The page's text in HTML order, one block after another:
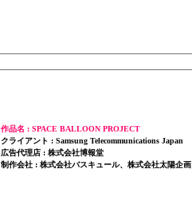
作品名 : SPACE BALLOON PROJECT
クライアント : Samsung Telecommunications Japan
広告代理店 : 株式会社博報堂
制作会社 : 株式会社バスキュール、株式会社太陽企画